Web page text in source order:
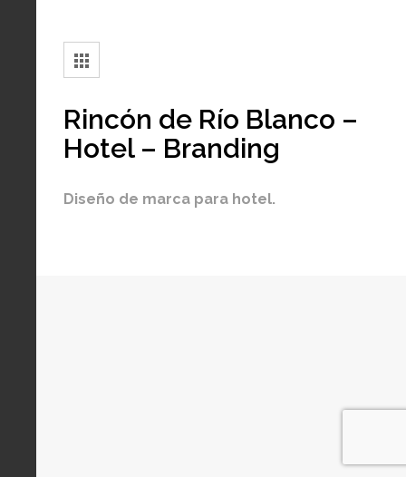
Rincón de Río Blanco –
Hotel – Branding
Diseño de marca para hotel.